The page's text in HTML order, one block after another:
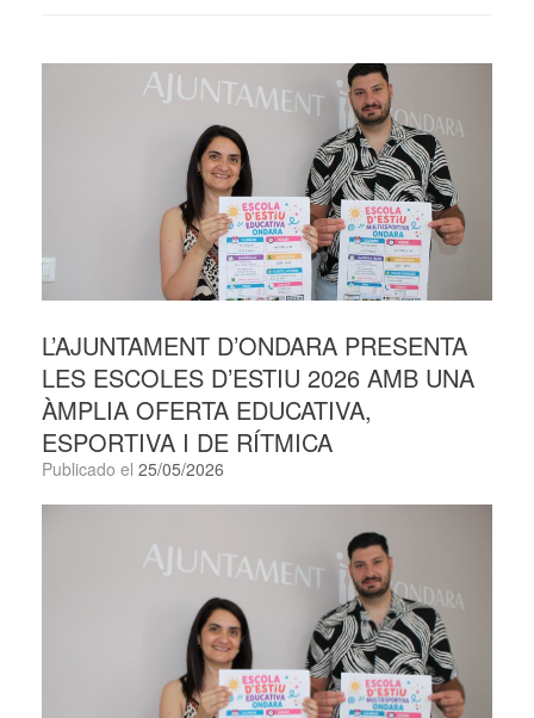
L’AJUNTAMENT D’ONDARA PRESENTA
LES ESCOLES D’ESTIU 2026 AMB UNA
ÀMPLIA OFERTA EDUCATIVA,
ESPORTIVA I DE RÍTMICA
Publicado el 25/05/2026